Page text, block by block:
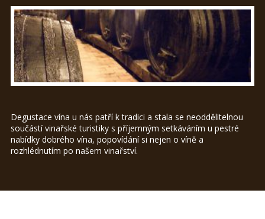
Degustace vína u nás patří k tradici a stala se neoddělitelnou
součástí vinařské turistiky s příjemným setkáváním u pestré
nabídky dobrého vína, popovídání si nejen o víně a
rozhlédnutím po našem vinařství.